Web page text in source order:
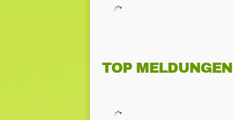
TOP MELDUNGEN